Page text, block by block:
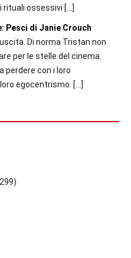
rituali ossessivi […]
Pesci di Janie Crouch
Di norma Tristan non
per le stelle del cinema.
perdere con i loro
egocentrismo. […]